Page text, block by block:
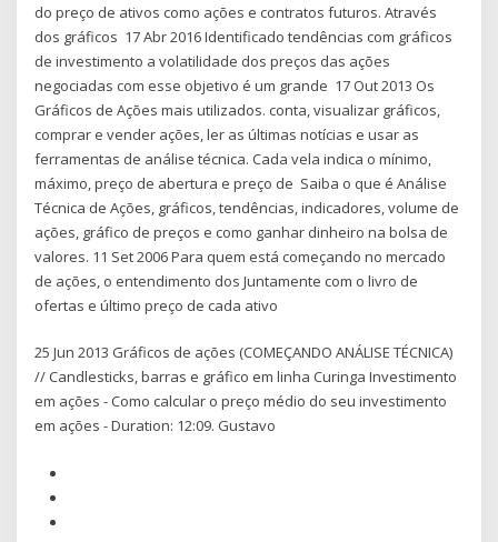
do preço de ativos como ações e contratos futuros. Através
dos gráficos 17 Abr 2016 Identificado tendências com gráficos
de investimento a volatilidade dos preços das ações
negociadas com esse objetivo é um grande 17 Out 2013 Os
Gráficos de Ações mais utilizados. conta, visualizar gráficos,
comprar e vender ações, ler as últimas notícias e usar as
ferramentas de análise técnica. Cada vela indica o mínimo,
máximo, preço de abertura e preço de Saiba o que é Análise
Técnica de Ações, gráficos, tendências, indicadores, volume de
ações, gráfico de preços e como ganhar dinheiro na bolsa de
valores. 11 Set 2006 Para quem está começando no mercado
de ações, o entendimento dos Juntamente com o livro de
ofertas e último preço de cada ativo
25 Jun 2013 Gráficos de ações (COMEÇANDO ANÁLISE TÉCNICA)
// Candlesticks, barras e gráfico em linha Curinga Investimento
em ações - Como calcular o preço médio do seu investimento
em ações - Duration: 12:09. Gustavo